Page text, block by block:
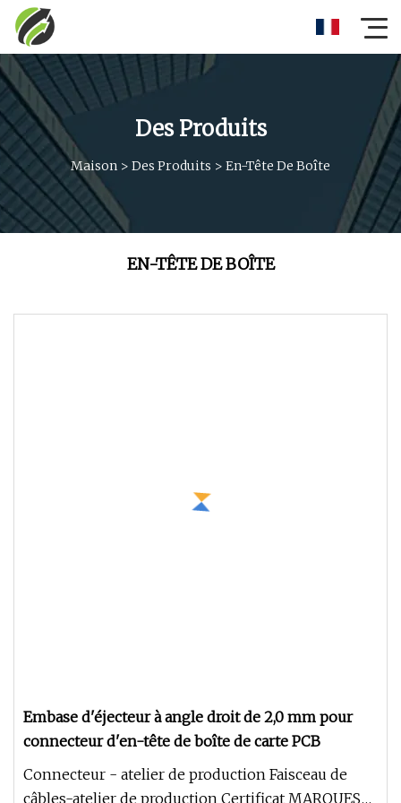
Des Produits
Maison > Des Produits > En-Tête De Boîte
EN-TÊTE DE BOÎTE
Embase d'éjecteur à angle droit de 2,0 mm pour
connecteur d'en-tête de boîte de carte PCB
Connecteur - atelier de production Faisceau de
câbles-atelier de production Certificat MARQUES